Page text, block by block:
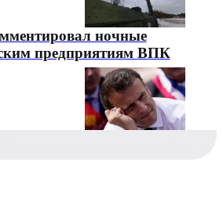
ночные
предприятиям ВПК